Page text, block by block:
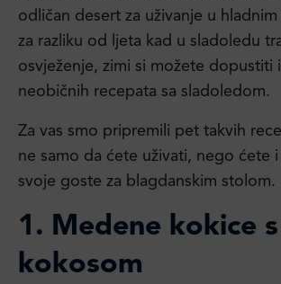
odličan desert za uživanje u
za razliku od ljeta kad u sladoledu
osvježenje, zimi si možete dopustiti
neobičnih recepata sa sladoledom.
Za vas smo pripremili pet takvih
ne samo da ćete uživati, nego ćete
svoje goste za blagdanskim stolom.
1. Medene kokice s
kokosom